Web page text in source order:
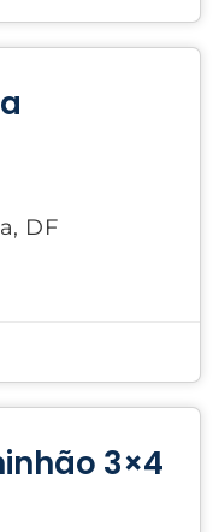
DF
3×4